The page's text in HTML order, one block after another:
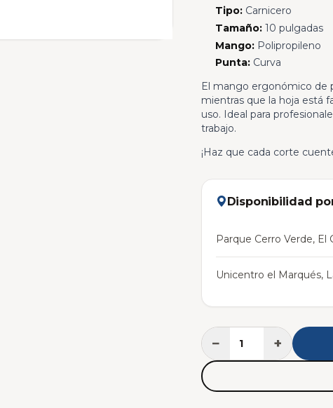
Tipo:Carnicero
Tamaño:10 pulgadas
Mango:Polipropileno
Punta:Curva
El mango ergonómico de
mientras que la hoja está
uso. Ideal para
trabajo.
¡Haz que cada corte
Disponibilidad
Parque Cerro Verde, El
Unicentro el Marqués,
− +